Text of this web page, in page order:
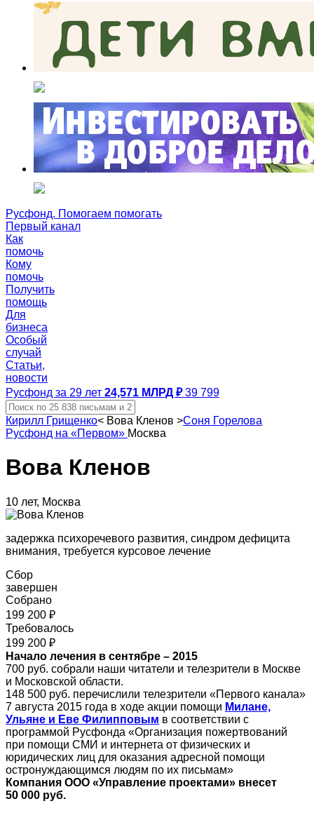
Русфонд. Помогаем помогать
Первый канал
Как
помочь
Кому
помочь
Получить
помощь
Для
бизнеса
Особый
случай
Статьи,
новости
Русфонд за 29 лет 24,571 МЛРД ₽ 39 799
Кирилл Грищенко< Вова Кленов >Соня Горелова
Русфонд на «Первом» Москва
Вова Кленов
10 лет, Москва
задержка психоречевого развития, синдром дефицита
внимания, требуется курсовое лечение
Сбор
завершен
Собрано
199 200 ₽
Требовалось
199 200 ₽
Начало лечения в сентябре – 2015
700 руб. собрали наши читатели и телезрители в Москве
и Московской области.
148 500 руб. перечислили телезрители «Первого канала»
7 августа 2015 года в ходе акции помощи Милане,
Ульяне и Еве Филипповым в соответствии с
программой Русфонда «Организация пожертвований
при помощи СМИ и интернета от физических и
юридических лиц для оказания адресной помощи
остронуждающимся людям по их письмам»
Компания ООО «Управление проектами» внесет
50 000 руб.